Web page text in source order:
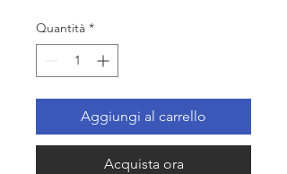
Quantità *
Aggiungi al carrello
Acquista ora